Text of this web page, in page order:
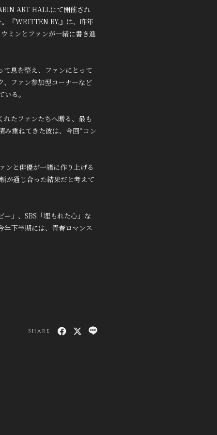
ART HALLにて開催され
『WRITTEN BY,』は、昨年
ミンとファンが一緒に書き進
て息を整え、ファンにとって
、ファン参加型コーナーなど
る。
たファンたちへ贈る、最も
み重ねてきた彼は、今回“コン
ンと俳優が一緒に作り上げる
が通じ合った結果だと考えて
」、SBS「埋もれた心」な
年下半期には、青春ロマンス
SHARE